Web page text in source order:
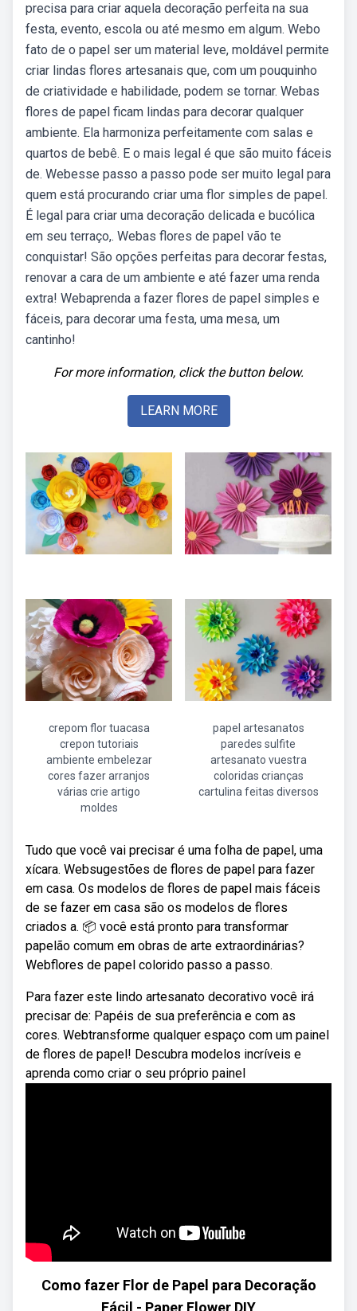
precisa para criar aquela decoração perfeita na sua
festa, evento, escola ou até mesmo em algum. Webo
fato de o papel ser um material leve, moldável permite
criar lindas flores artesanais que, com um pouquinho
de criatividade e habilidade, podem se tornar. Webas
flores de papel ficam lindas para decorar qualquer
ambiente. Ela harmoniza perfeitamente com salas e
quartos de bebê. E o mais legal é que são muito fáceis
de. Webesse passo a passo pode ser muito legal para
quem está procurando criar uma flor simples de papel.
É legal para criar uma decoração delicada e bucólica
em seu terraço,. Webas flores de papel vão te
conquistar! São opções perfeitas para decorar festas,
renovar a cara de um ambiente e até fazer uma renda
extra! Webaprenda a fazer flores de papel simples e
fáceis, para decorar uma festa, uma mesa, um
cantinho!
For more information, click the button below.
LEARN MORE
crepom flor tuacasa
crepon tutoriais
ambiente embelezar
cores fazer arranjos
várias crie artigo
moldes
papel artesanatos
paredes sulfite
artesanato vuestra
coloridas crianças
cartulina feitas diversos
Tudo que você vai precisar é uma folha de papel, uma
xícara. Websugestões de flores de papel para fazer
em casa. Os modelos de flores de papel mais fáceis
de se fazer em casa são os modelos de flores
criados a. 📦 você está pronto para transformar
papelão comum em obras de arte extraordinárias?
Webflores de papel colorido passo a passo.
Para fazer este lindo artesanato decorativo você irá
precisar de: Papéis de sua preferência e com as
cores. Webtransforme qualquer espaço com um painel
de flores de papel! Descubra modelos incríveis e
aprenda como criar o seu próprio painel
Como fazer Flor de Papel para Decoração
Fácil - Paper Flower DIY